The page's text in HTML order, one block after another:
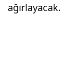
ağırlayacak.